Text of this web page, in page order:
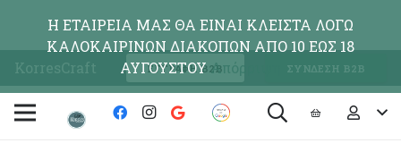
KorresCraft ΕΓΓΡΑΦΗ Β2Β ΣΥΝΔΕΣΗ Β2Β
Η ΕΤΑΙΡΕΙΑ ΜΑΣ ΘΑ ΕΙΝΑΙ ΚΛΕΙΣΤΑ ΛΟΓΩ
ΚΑΛΟΚΑΙΡΙΝΩΝ ΔΙΑΚΟΠΩΝ ΑΠΟ 10 ΕΩΣ 18
ΑΥΓΟΥΣΤΟΥΑπόρριψη